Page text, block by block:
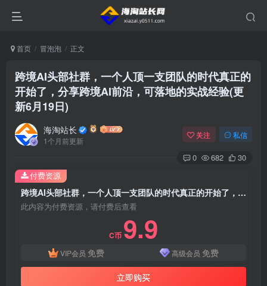
首页 冒泡泡 正文
跨境AI头部社群，一个人顶一支团队的时代真正的
开始了，分享跨境AI前沿，可落地的实战经验(更
新6月19日)
海淘站长
1个月前更新
关注 私信
0 682 30
跨境AI头部社群，一个人顶一支团队的时代真正的开始了，分享跨境AI前沿，可落地的实战经验(更新6月19日)
此内容为付费资源，请付费后查看
C币 9.9
VIP会员 免费 高级会员 免费
立即购买
付费资源